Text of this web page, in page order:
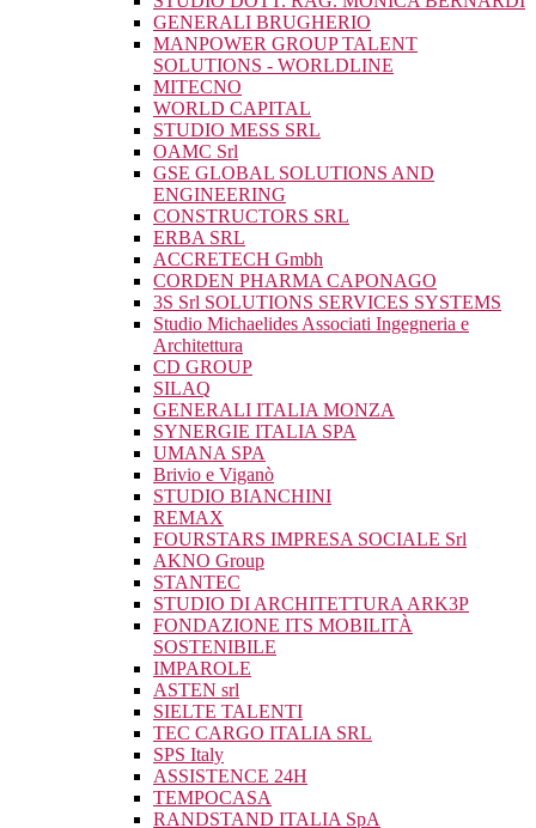
GENERALI BRUGHERIO
MANPOWER GROUP TALENT
SOLUTIONS - WORLDLINE
MITECNO
WORLD CAPITAL
STUDIO MESS SRL
OAMC Srl
GSE GLOBAL SOLUTIONS AND
ENGINEERING
CONSTRUCTORS SRL
ERBA SRL
ACCRETECH Gmbh
CORDEN PHARMA CAPONAGO
3S Srl SOLUTIONS SERVICES SYSTEMS
Studio Michaelides Associati Ingegneria e
Architettura
CD GROUP
SILAQ
GENERALI ITALIA MONZA
SYNERGIE ITALIA SPA
UMANA SPA
Brivio e Viganò
STUDIO BIANCHINI
REMAX
FOURSTARS IMPRESA SOCIALE Srl
AKNO Group
STANTEC
STUDIO DI ARCHITETTURA ARK3P
FONDAZIONE ITS MOBILITÀ
SOSTENIBILE
IMPAROLE
ASTEN srl
SIELTE TALENTI
TEC CARGO ITALIA SRL
SPS Italy
ASSISTENCE 24H
TEMPOCASA
RANDSTAND ITALIA SpA